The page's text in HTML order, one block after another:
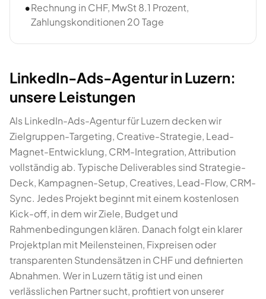
•Rechnung in CHF, MwSt 8.1 Prozent,
Zahlungskonditionen 20 Tage
LinkedIn-Ads-Agentur in Luzern:
unsere Leistungen
Als LinkedIn-Ads-Agentur für Luzern decken wir
Zielgruppen-Targeting, Creative-Strategie, Lead-
Magnet-Entwicklung, CRM-Integration, Attribution
vollständig ab. Typische Deliverables sind Strategie-
Deck, Kampagnen-Setup, Creatives, Lead-Flow, CRM-
Sync. Jedes Projekt beginnt mit einem kostenlosen
Kick-off, in dem wir Ziele, Budget und
Rahmenbedingungen klären. Danach folgt ein klarer
Projektplan mit Meilensteinen, Fixpreisen oder
transparenten Stundensätzen in CHF und definierten
Abnahmen. Wer in Luzern tätig ist und einen
verlässlichen Partner sucht, profitiert von unserer